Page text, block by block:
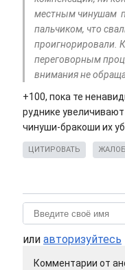
местным чинушам
пальчиком, что
проигнорировали.
переговорным
внимания не
+100, пока те
руднике
чинуши-бракоши их
ЦИТИРОВАТЬ
или авторизуйтесь
Комментарии от